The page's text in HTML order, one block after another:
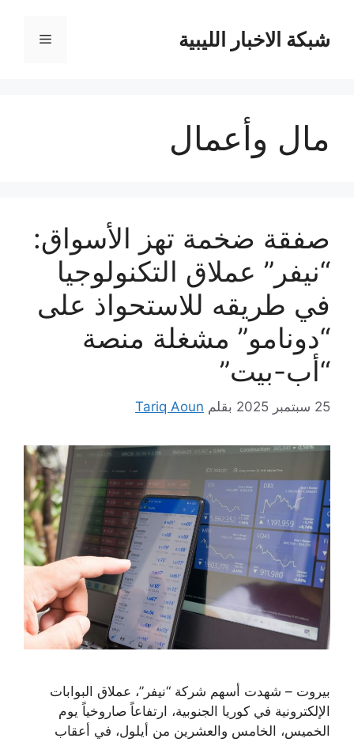
المحتوىشبكة الاخبار الليبية القائمة
مال وأعمال
صفقة ضخمة تهز الأسواق:
“نيفر” عملاق التكنولوجيا
في طريقه للاستحواذ على
“دونامو” مشغلة منصة
“أب-بيت”
25 سبتمبر 2025 بقلم Tariq Aoun
بيروت – شهدت أسهم شركة “نيفر”، عملاق البوابات
الإلكترونية في كوريا الجنوبية، ارتفاعاً صاروخياً يوم
الخميس، الخامس والعشرين من أيلول، في أعقاب